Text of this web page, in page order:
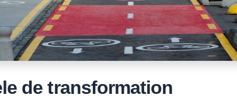
de transformation